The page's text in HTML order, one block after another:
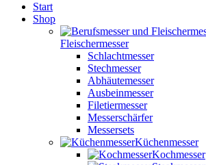
Start
Shop
Fleischermesser
Schlachtmesser
Stechmesser
Abhäutemesser
Ausbeinmesser
Filetiermesser
Messerschärfer
Messersets
Küchenmesser
Kochmesser